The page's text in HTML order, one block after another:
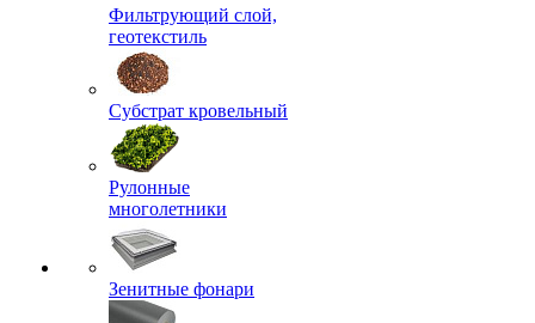
Фильтрующий слой,
геотекстиль
Субстрат кровельный
Рулонные
многолетники
Зенитные фонари